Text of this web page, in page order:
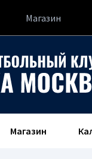
Магазин
Магазин